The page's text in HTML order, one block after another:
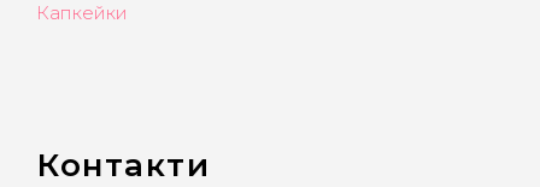
Капкейки
Контакти